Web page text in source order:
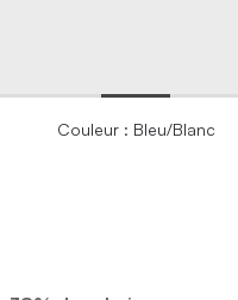
Couleur : Bleu/Blanc